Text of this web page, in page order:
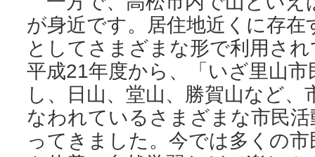
が身近です。居住地近くに存
としてさまざまな形で利用さ
平成21年度から、「いざ里山
し、日山、堂山、勝賀山など
なわれているさまざまな市民
ってきました。今では多くの